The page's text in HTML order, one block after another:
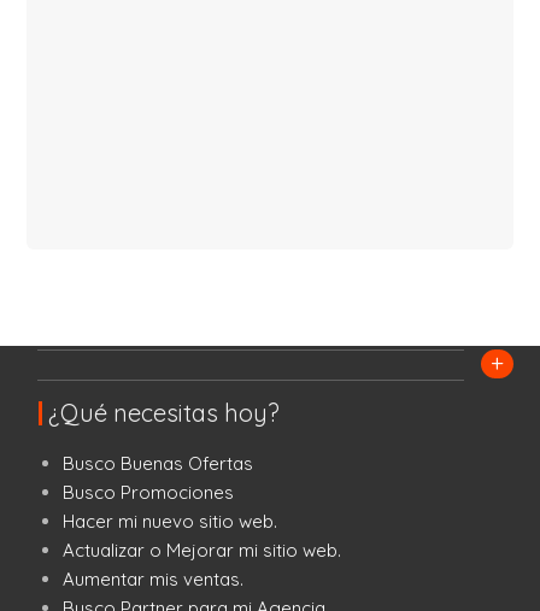
+
¿Qué necesitas hoy?
Busco Buenas Ofertas
Busco Promociones
Hacer mi nuevo sitio web.
Actualizar o Mejorar mi sitio web.
Aumentar mis ventas.